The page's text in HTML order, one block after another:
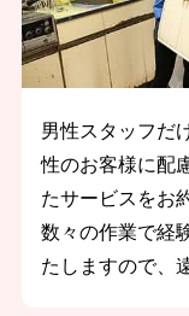
男性スタッフだ
性のお客様に配
たサービスをお
数々の作業で経
たしますので、